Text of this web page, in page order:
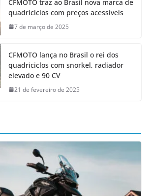
CFMOTO traz ao Brasil nova marca de
quadriciclos com preços acessíveis
7 de março de 2025
CFMOTO lança no Brasil o rei dos
quadriciclos com snorkel, radiador
elevado e 90 CV
21 de fevereiro de 2025